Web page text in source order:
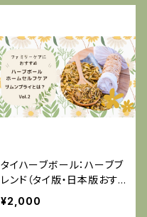
タイハーブボール：ハーブブ
レンド（タイ版・日本版おす
すめ）
¥2,000